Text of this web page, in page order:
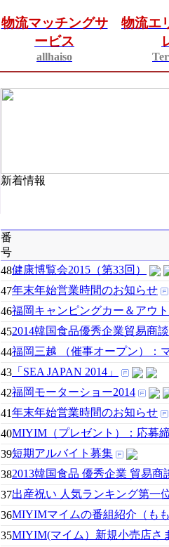
物流マッチングサ
ービス
allhaiso
物流エ
新着情報
番
号
48健康博覧会2015（第33回）
47年末年始営業時間のお知らせ
46福岡キャンピングカー＆アウ
452014韓国食品優秀企業貿易商
44福岡三越 （催事オープン）：
43 「SEA JAPAN 2014」
42福岡モーターショー2014
41年末年始営業時間のお知らせ
40MIYIM（プレゼント）：応募
39短期アルバイト募集
382013韓国食品 優秀企業 貿易商
37出産祝い 人気ランキング第一
36MIYIMマイムの番組紹介（も
35MIYIM(マイム）新規小売店さ